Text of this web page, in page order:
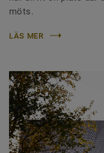
möts.
LÄS MER